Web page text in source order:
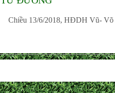
Chiều 13/6/2018, HĐDH Vũ- Võ